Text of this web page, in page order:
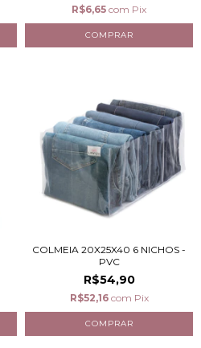
R$6,65 com Pix
COLMEIA 20X25X40 6 NICHOS -
PVC
R$54,90
R$52,16 com Pix